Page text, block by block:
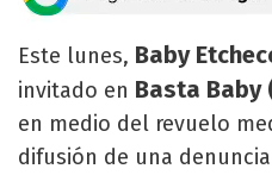
Este lunes, Baby
invitado en Basta Baby
en medio del revuelo
difusión de una